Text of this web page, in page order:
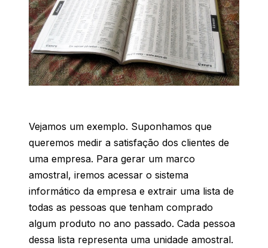
Vejamos um exemplo. Suponhamos que
queremos medir a satisfação dos clientes de
uma empresa. Para gerar um marco
amostral, iremos acessar o sistema
informático da empresa e extrair uma lista de
todas as pessoas que tenham comprado
algum produto no ano passado. Cada pessoa
dessa lista representa uma unidade amostral.